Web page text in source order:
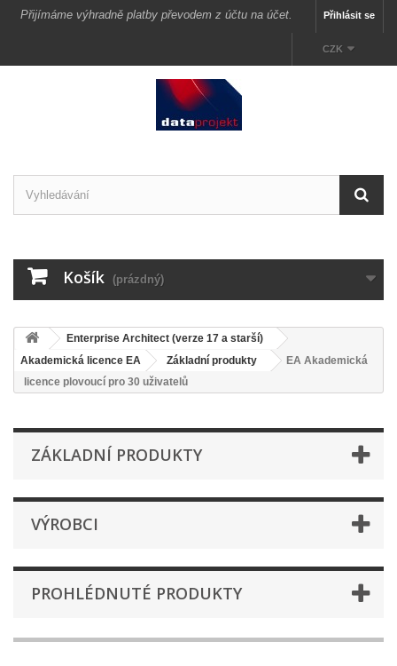
Přijímáme výhradně platby převodem z účtu na účet. Přihlásit se
CZK
Košík (prázdný)
Enterprise Architect (verze 17 a starší)
Akademická licence EA
Základní produkty
EA Akademická
licence plovoucí pro 30 uživatelů
ZÁKLADNÍ PRODUKTY
VÝROBCI
PROHLÉDNUTÉ PRODUKTY